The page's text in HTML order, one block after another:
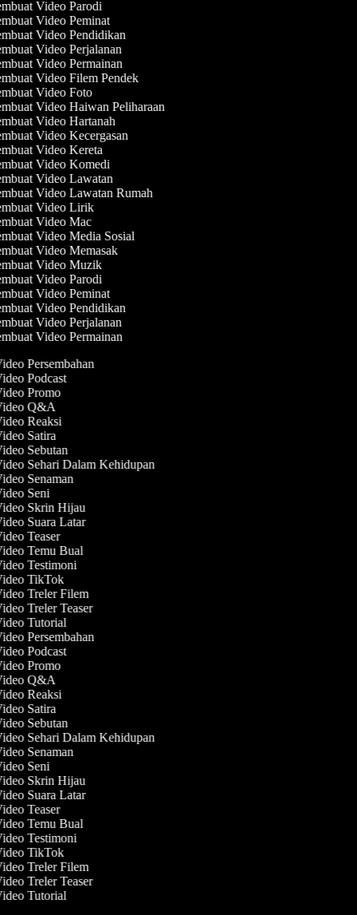
Video Parodi
Video Peminat
Video Pendidikan
Video Perjalanan
Video Permainan
Video Filem Pendek
Video Foto
Video Haiwan Peliharaan
Video Hartanah
Video Kecergasan
Video Kereta
Video Komedi
Video Lawatan
Video Lawatan Rumah
Video Lirik
Video Mac
Video Media Sosial
Video Memasak
Video Muzik
Video Parodi
Video Peminat
Video Pendidikan
Video Perjalanan
Video Permainan
Persembahan
Podcast
Promo
Q&A
Reaksi
Satira
Sebutan
Sehari Dalam Kehidupan
Senaman
Seni
Skrin Hijau
Suara Latar
Teaser
Temu Bual
Testimoni
TikTok
Treler Filem
Treler Teaser
Tutorial
Persembahan
Podcast
Promo
Q&A
Reaksi
Satira
Sebutan
Sehari Dalam Kehidupan
Senaman
Seni
Skrin Hijau
Suara Latar
Teaser
Temu Bual
Testimoni
TikTok
Treler Filem
Treler Teaser
Tutorial